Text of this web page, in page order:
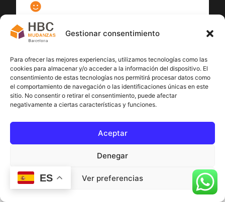
Gestionar consentimiento
Para ofrecer las mejores experiencias, utilizamos tecnologías como las
cookies para almacenar y/o acceder a la información del dispositivo. El
consentimiento de estas tecnologías nos permitirá procesar datos como
el comportamiento de navegación o las identificaciones únicas en este
sitio. No consentir o retirar el consentimiento, puede afectar
negativamente a ciertas características y funciones.
Aceptar
Denegar
Ver preferencias
100
ES